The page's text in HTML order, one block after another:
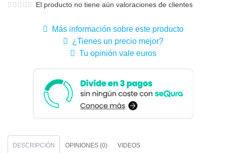
El producto no tiene aún valoraciones de clientes
Más información sobre este producto
¿Tienes un precio mejor?
Tu opinión vale euros
DESCRIPCIÓN OPINIONES (0) VIDEOS